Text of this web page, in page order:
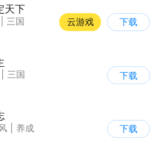
天下
三国
云游戏 下载
三国
下载
养成
下载